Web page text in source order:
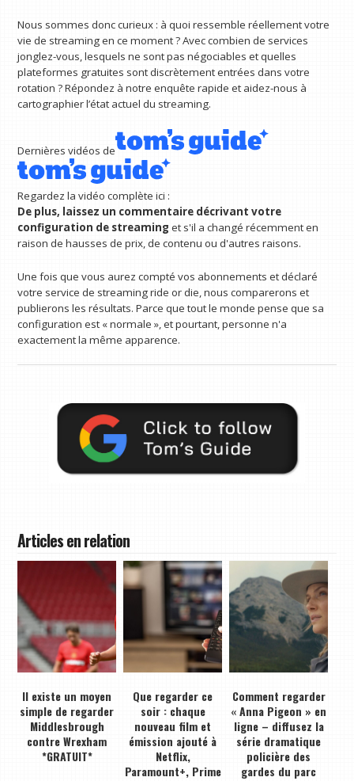
Nous sommes donc curieux : à quoi ressemble réellement votre
vie de streaming en ce moment ? Avec combien de services
jonglez-vous, lesquels ne sont pas négociables et quelles
plateformes gratuites sont discrètement entrées dans votre
rotation ? Répondez à notre enquête rapide et aidez-nous à
cartographier l’état actuel du streaming.
Dernières vidéos de
Regardez la vidéo complète ici :
De plus, laissez un commentaire décrivant votre
configuration de streaming et s'il a changé récemment en
raison de hausses de prix, de contenu ou d'autres raisons.
Une fois que vous aurez compté vos abonnements et déclaré
votre service de streaming ride or die, nous comparerons et
publierons les résultats. Parce que tout le monde pense que sa
configuration est « normale », et pourtant, personne n'a
exactement la même apparence.
Articles en relation
Il existe un moyen
simple de regarder
Middlesbrough
contre Wrexham
*GRATUIT*
Que regarder ce
soir : chaque
nouveau film et
émission ajouté à
Netflix,
Paramount+, Prime
Comment regarder
« Anna Pigeon » en
ligne – diffusez la
série dramatique
policière des
gardes du parc